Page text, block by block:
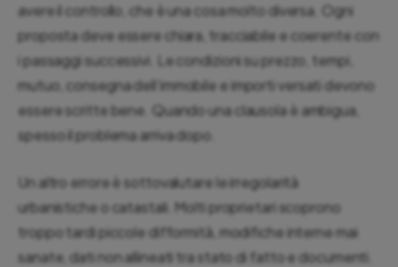
avere il controllo, che è una cosa molto diversa. Ogni
proposta deve essere chiara, tracciabile e coerente con
i passaggi successivi. Le condizioni su prezzo, tempi,
mutuo, consegna dell’immobile e importi versati devono
essere scritte bene. Quando una clausola è ambigua,
spesso il problema arriva dopo.
Un altro errore è sottovalutare le irregolarità
urbanistiche o catastali. Molti proprietari scoprono
troppo tardi piccole difformità, modifiche interne mai
sanate, dati non allineati tra stato di fatto e documenti.